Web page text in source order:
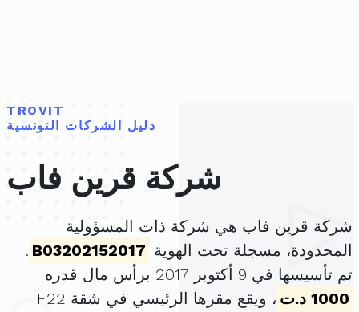
TROVIT
دليل الشركات التونسية
شركة قرين فاب
شركة قرين فاب هي شركة ذات المسؤولية
المحدودة، مسجلة تحت الهوية B03202152017
.
تم تأسيسها في 9 أكتوبر 2017 برأس مال قدره
1000 د.ت
، ويقع مقرها الرئيسي في شقة F22